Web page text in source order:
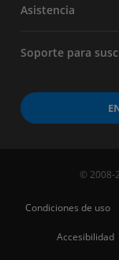
Asistencia
Soporte para
© 2008-
Condiciones de uso
Accesibilidad